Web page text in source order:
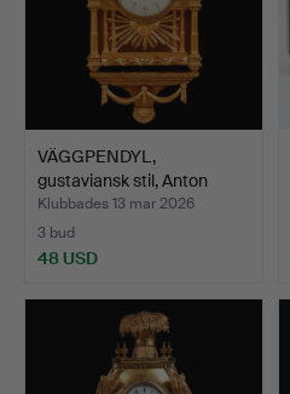
VÄGGPENDYL,
gustaviansk stil, Anton
Boströ…
Klubbades 13 mar 2026
3 bud
48 USD